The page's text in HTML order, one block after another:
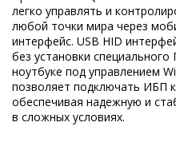
легко управлять и
любой точки мира через
интерфейс. USB HID
без установки
ноутбуке под управлением
позволяет подключать ИБП
обеспечивая надежную и
в сложных условиях.